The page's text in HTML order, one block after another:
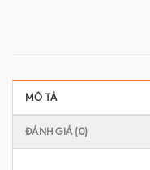
MÔ TẢ
ĐÁNH GIÁ (0)